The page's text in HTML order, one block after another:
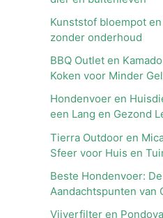
Kunststof bloempot
zonder onderhoud
BBQ Outlet en
Koken voor Minder
Hondenvoer en
een Lang en Gezond
Tierra Outdoor en
Sfeer voor Huis en
Beste Hondenvoer:
Aandachtspunten van
Vijverfilter en